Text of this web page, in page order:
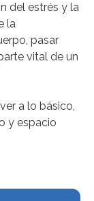
del estrés y la
la
pasar
vital de un
a lo básico,
y espacio